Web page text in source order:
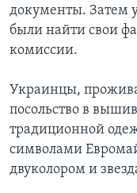
документы. Затем
были найти свои
комиссии.
Украинцы,
посольство в
традиционной
символами
двуколором и